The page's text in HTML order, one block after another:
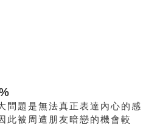
問題是無法真正表達內心的感
此被周遭朋友暗戀的機會較